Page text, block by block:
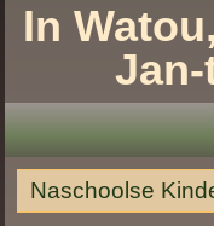
In
Naschoolse